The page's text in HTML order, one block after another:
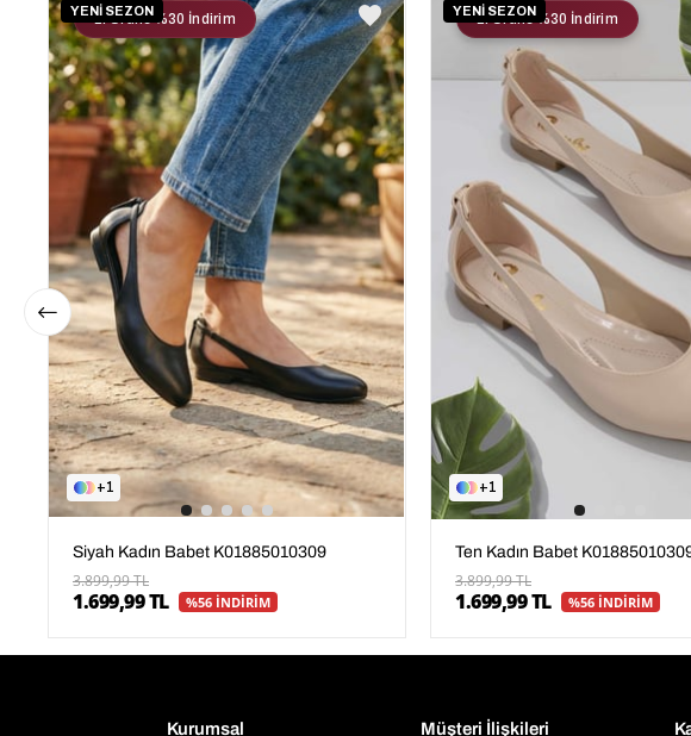
YENİ SEZON
1
Siyah Kadın Babet K01885010309
3.899,99 TL
1.699,99 TL %56 İNDİRİM
2. Ürüne %30 İndirim YENİ SEZON
1
Ten Kadın Babet
3.899,99 TL
1.699,99 TL %56 İNDİRİM
2. Ürüne %30 İndirim
Kurumsal Müşteri İlişkileri